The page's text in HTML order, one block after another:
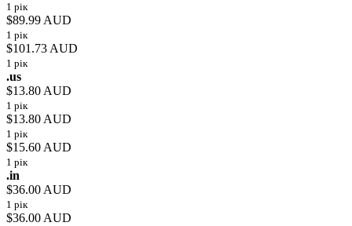
1 рік
$89.99 AUD
1 рік
$101.73 AUD
1 рік
.us
$13.80 AUD
1 рік
$13.80 AUD
1 рік
$15.60 AUD
1 рік
.in
$36.00 AUD
1 рік
$36.00 AUD